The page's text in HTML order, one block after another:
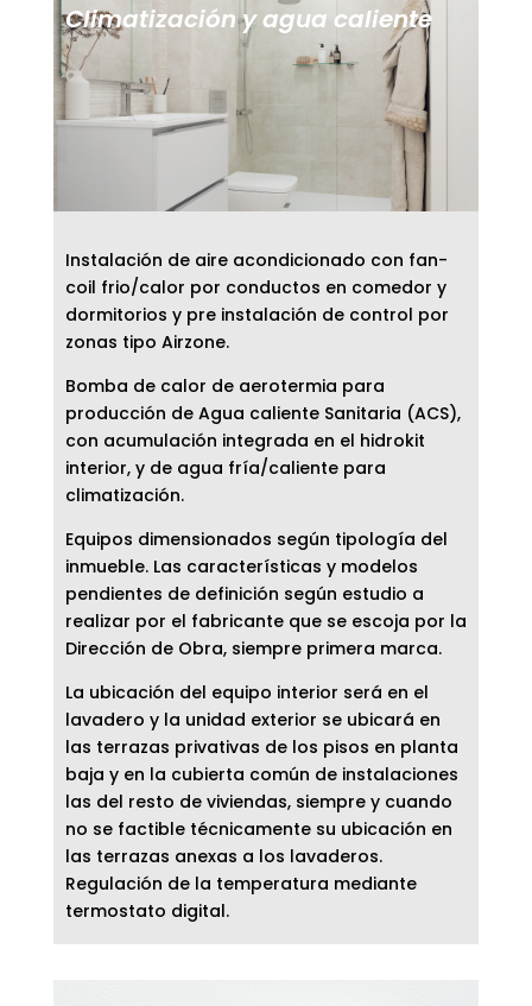
Climatización y agua caliente
Instalación de aire acondicionado con fan-
coil frio/calor por conductos en comedor y
dormitorios y pre instalación de control por
zonas tipo Airzone.
Bomba de calor de aerotermia para
producción de Agua caliente Sanitaria (ACS),
con acumulación integrada en el hidrokit
interior, y de agua fría/caliente para
climatización.
Equipos dimensionados según tipología del
inmueble. Las características y modelos
pendientes de definición según estudio a
realizar por el fabricante que se escoja por la
Dirección de Obra, siempre primera marca.
La ubicación del equipo interior será en el
lavadero y la unidad exterior se ubicará en
las terrazas privativas de los pisos en planta
baja y en la cubierta común de instalaciones
las del resto de viviendas, siempre y cuando
no se factible técnicamente su ubicación en
las terrazas anexas a los lavaderos.
Regulación de la temperatura mediante
termostato digital.